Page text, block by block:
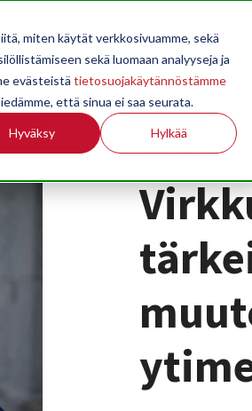
miten käytät verkkosivuamme, sekä
sekä luomaan analyyseja ja
evästeistä tietosuojakäytännöstämme
että sinua ei saa seurata.
Hyväksy Hylkää
TILASTOINTI TIETOA
MEP